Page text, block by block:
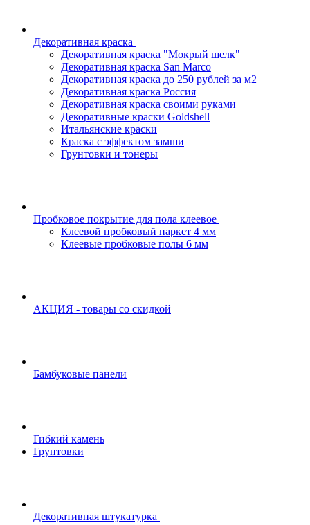
Декоративная краска
Декоративная краска "Мокрый шелк"
Декоративная краска San Marco
Декоративная краска до 250 рублей за м2
Декоративная краска Россия
Декоративная краска своими руками
Декоративные краски Goldshell
Итальянские краски
Краска с эффектом замши
Грунтовки и тонеры
Пробковое покрытие для пола клеевое
Клеевой пробковый паркет 4 мм
Клеевые пробковые полы 6 мм
АКЦИЯ - товары со скидкой
Бамбуковые панели
Гибкий камень
Грунтовки
Декоративная штукатурка